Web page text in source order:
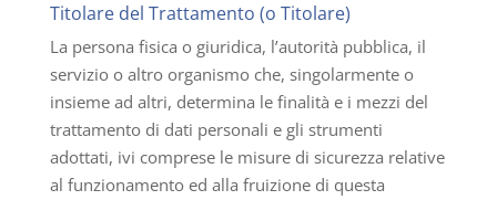
Titolare del Trattamento (o Titolare)
La persona fisica o giuridica, l’autorità pubblica, il
servizio o altro organismo che, singolarmente o
insieme ad altri, determina le finalità e i mezzi del
trattamento di dati personali e gli strumenti
adottati, ivi comprese le misure di sicurezza relative
al funzionamento ed alla fruizione di questa